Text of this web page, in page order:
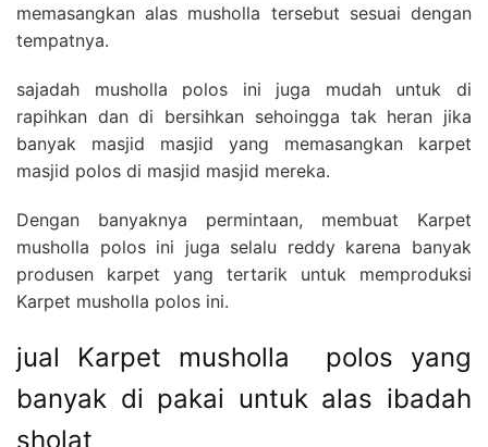
memasangkan alas musholla tersebut sesuai dengan
tempatnya.
sajadah musholla polos ini juga mudah untuk di
rapihkan dan di bersihkan sehoingga tak heran jika
banyak masjid masjid yang memasangkan karpet
masjid polos di masjid masjid mereka.
Dengan banyaknya permintaan, membuat Karpet
musholla polos ini juga selalu reddy karena banyak
produsen karpet yang tertarik untuk memproduksi
Karpet musholla polos ini.
jual Karpet musholla polos yang
banyak di pakai untuk alas ibadah
sholat